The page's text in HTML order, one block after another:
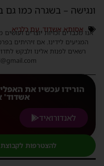
ונגישה – בשגרה כמו גם
אסותא אשדוד,עם כלביא
אנו מכבדים זכויות יוצרים
המגיעים לידינו. אם זיהיתים
רשאים לפנות אלינו ולבקש
הורידו עכשיו את
אשדוד'
לאנדורואיד
להצטרפות